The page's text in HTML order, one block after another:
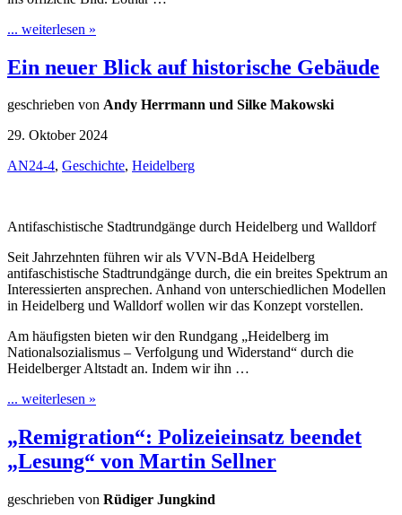
... weiterlesen »
Ein neuer Blick auf historische Gebäude
geschrieben von Andy Herrmann und Silke Makowski
29. Oktober 2024
AN24-4, Geschichte, Heidelberg
Antifaschistische Stadtrundgänge durch Heidelberg und Walldorf
Seit Jahrzehnten führen wir als VVN-BdA Heidelberg
antifaschistische Stadtrundgänge durch, die ein breites Spektrum an
Interessierten ansprechen. Anhand von unterschiedlichen Modellen
in Heidelberg und Walldorf wollen wir das Konzept vorstellen.
Am häufigsten bieten wir den Rundgang „Heidelberg im
Nationalsozialismus – Verfolgung und Widerstand“ durch die
Heidelberger Altstadt an. Indem wir ihn …
... weiterlesen »
„Remigration“: Polizeieinsatz beendet
„Lesung“ von Martin Sellner
geschrieben von Rüdiger Jungkind